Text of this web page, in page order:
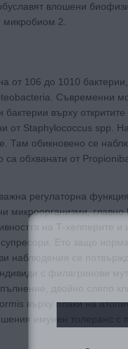
влошени
микробиом 2.
от 106 до 1010
Съвременни
бактерии върху
от Staphylococcus spp.
Там обикновено се
са обхванати от
регулаторна
микроорганизми,
на Т-хелперите
Ето защо
наблюдения се
с филагринови
двойно сляпо
върху плаки на
имунен толеранс
За да